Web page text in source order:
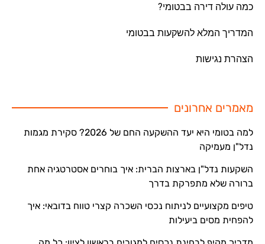
כמה עולה דירה בבטומי?
המדריך המלא להשקעות בבטומי
הצהרת נגישות
מאמרים אחרונים
למה בטומי היא יעד ההשקעה החם של 2026? סקירת מגמות
נדל"ן מעמיקה
השקעות נדל"ן בארצות הברית: איך בוחרים אסטרטגיה אחת
ברורה שלא מתפרקת בדרך
טיפים מקצועיים לניתוח נכסי השכרה קצרי טווח בדובאי: איך
להפחית מסים ביעילות